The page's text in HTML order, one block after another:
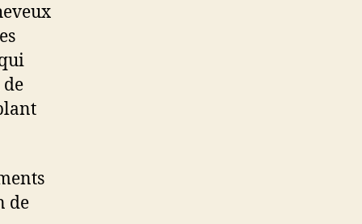
de